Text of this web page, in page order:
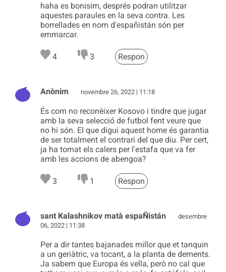
haha es bonisim, després podran utilitzar
aquestes paraules en la seva contra. Les
borrellades en nom d'españistán són per
emmarcar.
4 3 Respon
Anònim novembre 26, 2022 | 11:18
És com no reconèixer Kosovo i tindre que jugar
amb la seva selecció de futbol fent veure que
no hi són. El que digui aquest home és garantia
de ser totalment el contrari del que diu. Per cert,
ja ha tornat els calers per l'estafa que va fer
amb les accions de abengoa?
3 1 Respon
sant Kalashnikov matà espaÑistán
desembre
06, 2022 | 11:38
Per a dir tantes bajanades millor que et tanquin
a un geriàtric, va tocant, a la planta de dements.
Ja sabem que Europa és vella, però no cal que